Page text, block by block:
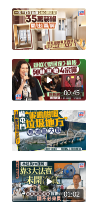
00:45
01:02